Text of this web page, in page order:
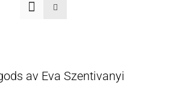
av Eva Szentivanyi